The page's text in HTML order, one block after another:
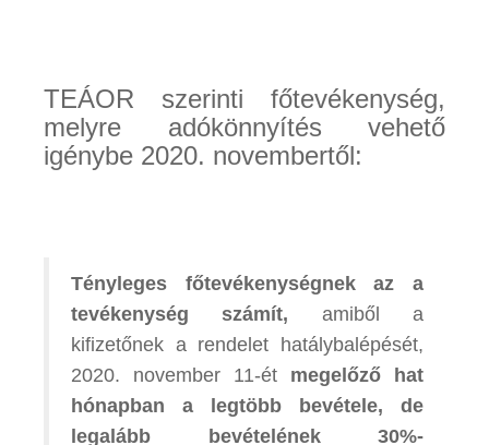
TEÁOR szerinti főtevékenység,
melyre adókönnyítés vehető
igénybe 2020. novembertől:
Tényleges főtevékenységnek az a
tevékenység számít, amiből a
kifizetőnek a rendelet hatálybalépését,
2020. november 11-ét megelőző hat
hónapban a legtöbb bevétele, de
legalább bevételének 30%-